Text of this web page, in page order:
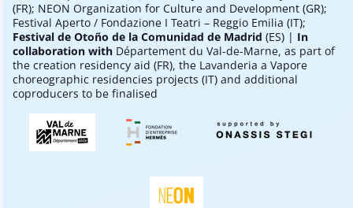
(FR); NEON Organization for Culture and Development (GR);
Festival Aperto / Fondazione I Teatri – Reggio Emilia (IT);
Festival de Otoño de la Comunidad de Madrid (ES) | In
collaboration with Département du Val-de-Marne, as part of
the creation residency aid (FR), the Lavanderia a Vapore
choreographic residencies projects (IT) and additional
coproducers to be finalised